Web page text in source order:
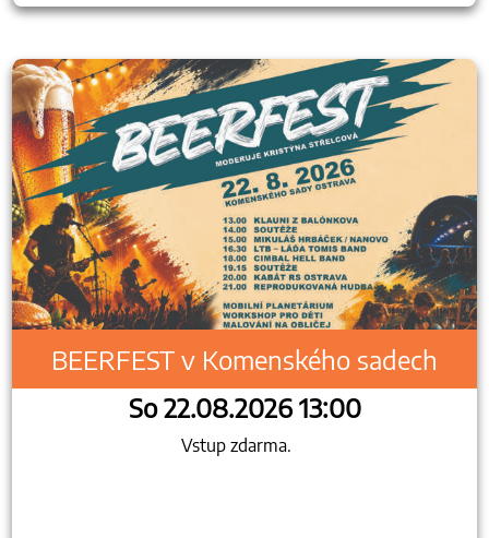
BEERFEST v Komenského sadech
So 22.08.2026 13:00
Vstup zdarma.